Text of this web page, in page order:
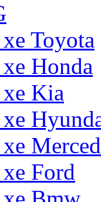
Toyota
Honda
Kia
Ford